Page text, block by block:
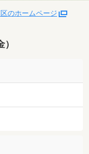
のホームページ